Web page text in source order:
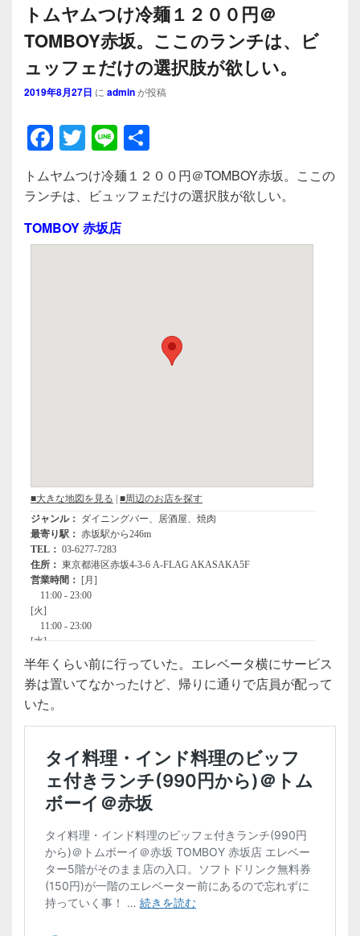
トムヤムつけ冷麺１２００円＠
TOMBOY赤坂。ここのランチは、ビ
ュッフェだけの選択肢が欲しい。
2019年8月27日 に adminが投稿
F
a
c
e
b
T
wi
tt
er
Li
n
e
有
トムヤムつけ冷麺１２００円＠TOMBOY赤坂。ここの
ランチは、ビュッフェだけの選択肢が欲しい。
TOMBOY 赤坂店
半年くらい前に行っていた。エレベータ横にサービス
券は置いてなかったけど、帰りに通りで店員が配って
いた。